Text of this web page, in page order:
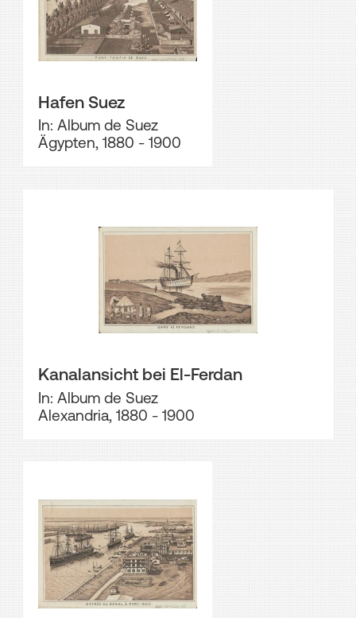
Hafen Suez
In: Album de Suez
Ägypten, 1880 - 1900
Kanalansicht bei El-Ferdan
In: Album de Suez
Alexandria, 1880 - 1900